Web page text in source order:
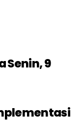
Senin, 9